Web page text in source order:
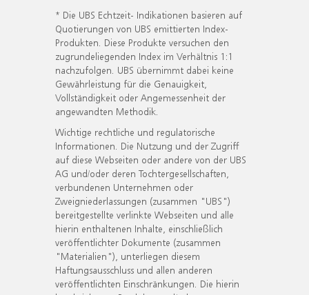
* Die UBS Echtzeit- Indikationen basieren auf
Quotierungen von UBS emittierten Index-
Produkten. Diese Produkte versuchen den
zugrundeliegenden Index im Verhältnis 1:1
nachzufolgen. UBS übernimmt dabei keine
Gewährleistung für die Genauigkeit,
Vollständigkeit oder Angemessenheit der
angewandten Methodik.
Wichtige rechtliche und regulatorische
Informationen. Die Nutzung und der Zugriff
auf diese Webseiten oder andere von der UBS
AG und/oder deren Tochtergesellschaften,
verbundenen Unternehmen oder
Zweigniederlassungen (zusammen "UBS")
bereitgestellte verlinkte Webseiten und alle
hierin enthaltenen Inhalte, einschließlich
veröffentlichter Dokumente (zusammen
"Materialien"), unterliegen diesem
Haftungsausschluss und allen anderen
veröffentlichten Einschränkungen. Die hierin